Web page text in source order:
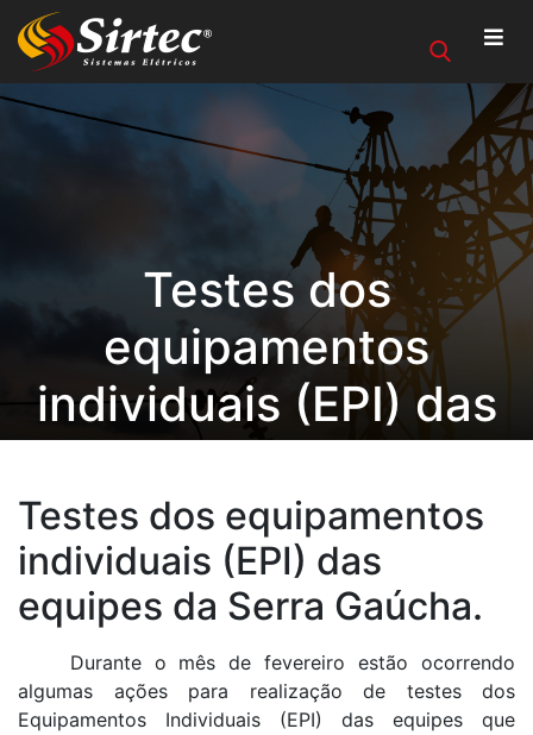
Testes dos
equipamentos
individuais (EPI) das
Gaúcha.
Testes dos equipamentos
individuais (EPI) das
equipes da Serra Gaúcha.
Durante o mês de fevereiro estão ocorrendo
algumas ações para realização de testes dos
Equipamentos Individuais (EPI) das equipes que